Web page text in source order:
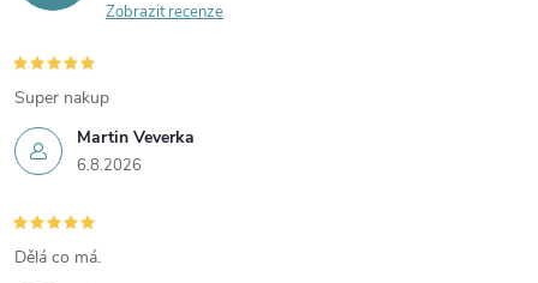
Zobrazit recenze
Martin Veverka
6.8.2026
Super nakup
Dělá co má.